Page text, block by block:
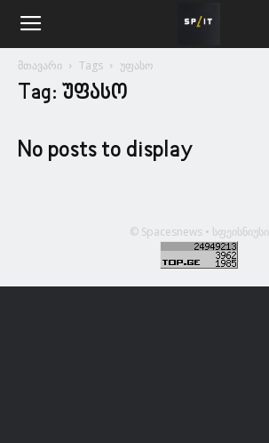
მთავარი Tags უფასო
Tag: უფასო
No posts to display
© Spacesnews • სფეისნიუსი